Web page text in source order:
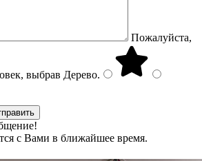
Пожалуйста,
выбрав Дерево.
с Вами в ближайшее время.